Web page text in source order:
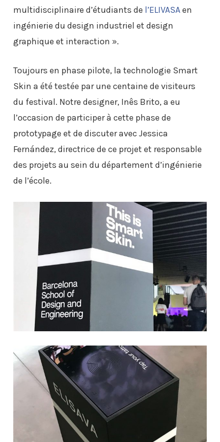
multidisciplinaire d’étudiants de l’ELIVASAen
ingénierie du design industriel et design
graphique et interaction ».
Toujours en phase pilote, la technologie Smart
Skin a été testée par une centaine de visiteurs
du festival. Notre designer, Inês Brito, a eu
l’occasion de participer à cette phase de
prototypage et de discuter avec Jessica
Fernández, directrice de ce projet et responsable
des projets au sein du département d’ingénierie
de l’école.